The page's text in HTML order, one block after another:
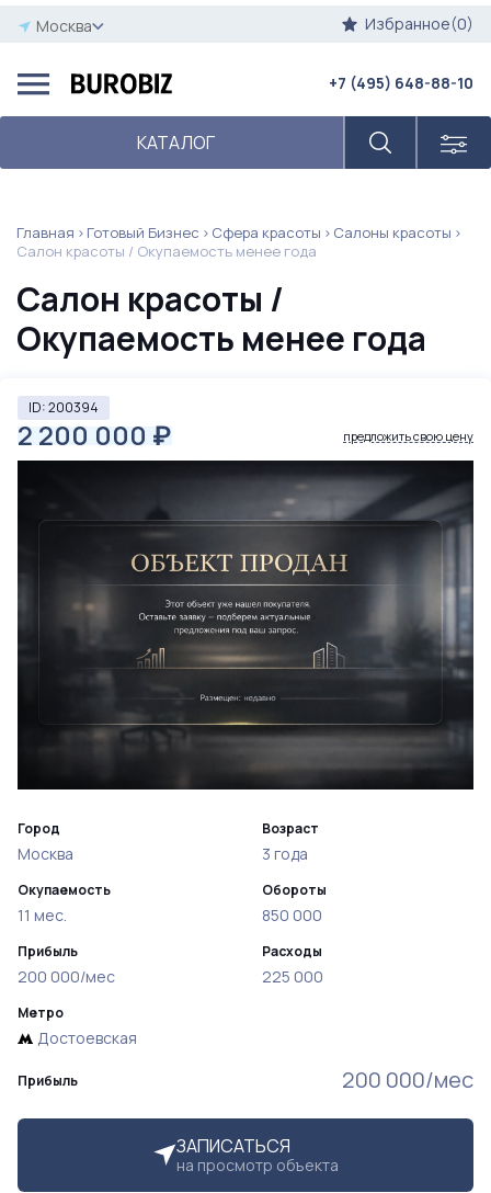
Москва Избранное(0)
КАТАЛОГ
+7 (495) 648-88-10
Главная Готовый Бизнес Сфера красоты
Салоны красоты
Салон красоты / Окупаемость менее года
Салон красоты /
Окупаемость менее года
ID: 200394
2 200 000 ₽ предложить свою цену
Прибыль 200 000/мес
ЗАПИСАТЬСЯ
на просмотр объекта
Город
Москва
Окупаемость
11 мес.
Прибыль
200 000/мес
Возраст
3 года
Обороты
850 000
Расходы
225 000
Метро
Достоевская